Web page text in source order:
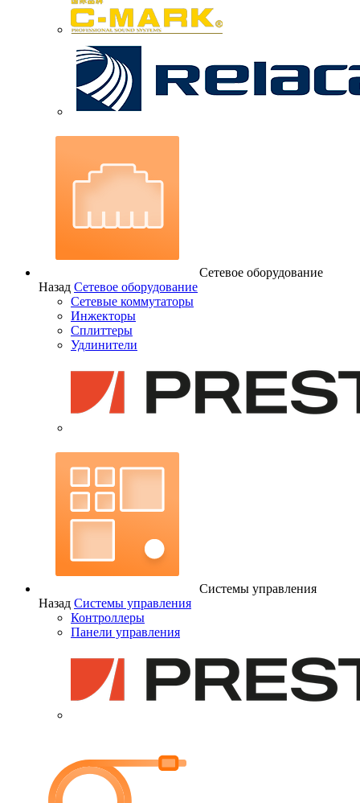
Сетевое оборудование
Назад Сетевое оборудование
Сетевые коммутаторы
Инжекторы
Сплиттеры
Удлинители
Системы управления
Назад Системы управления
Контроллеры
Панели управления